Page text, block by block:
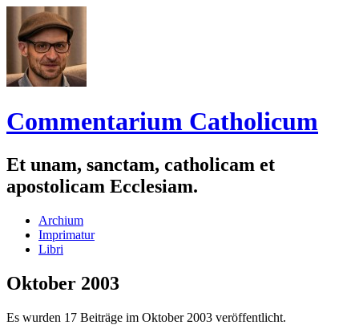
Commentarium Catholicum
Et unam, sanctam, catholicam et
apostolicam Ecclesiam.
Zum
Inhalt
springen
Archium
Imprimatur
Libri
Oktober 2003
Es wurden 17 Beiträge im Oktober 2003 veröffentlicht.